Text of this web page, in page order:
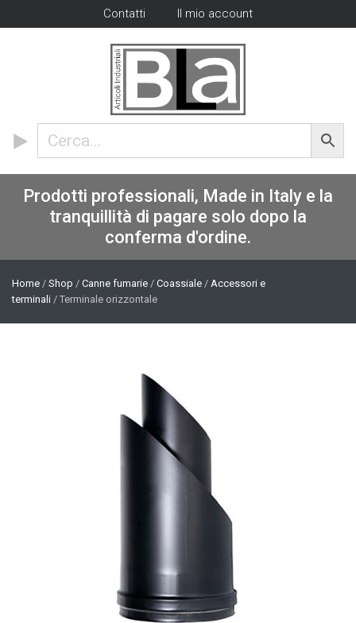
Contatti Il mio account
Prodotti professionali, Made in Italy e la
tranquillità di pagare solo dopo la
conferma d'ordine.
Home / Shop / Canne fumarie / Coassiale / Accessori e
terminali / Terminale orizzontale